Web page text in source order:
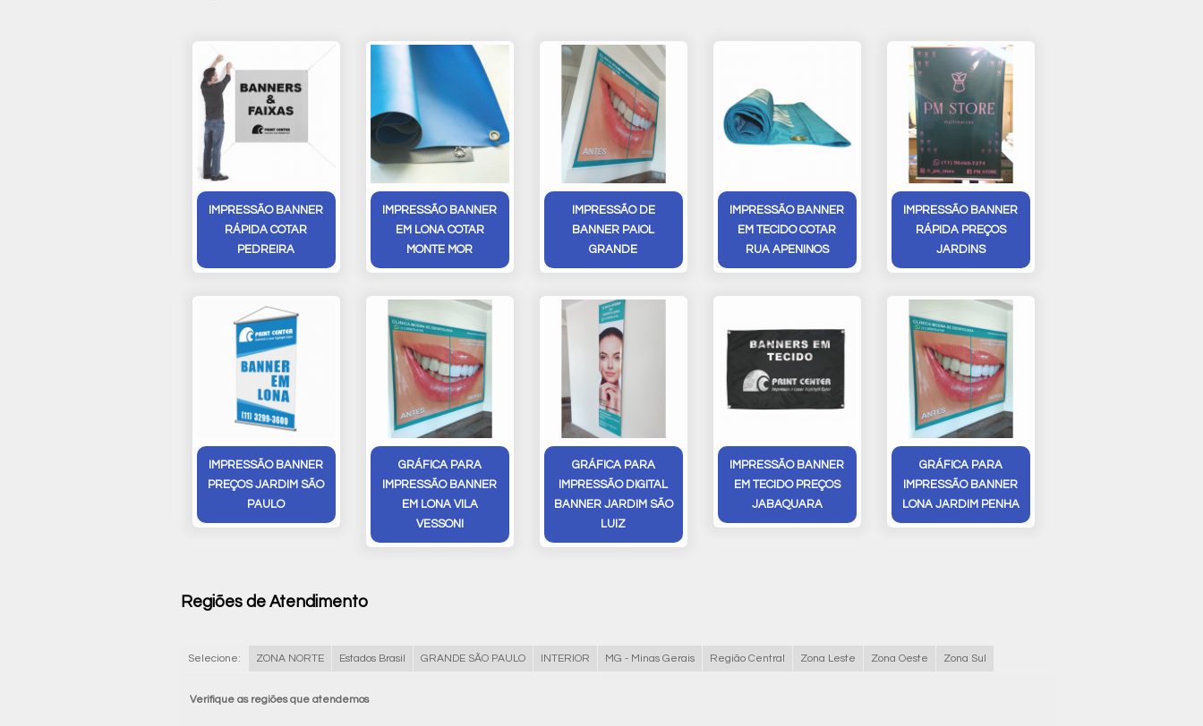
IMPRESSÃO BANNER
RÁPIDA COTAR
PEDREIRA
IMPRESSÃO BANNER
EM LONA COTAR
MONTE MOR
IMPRESSÃO DE
BANNER PAIOL
GRANDE
IMPRESSÃO BANNER
EM TECIDO COTAR
RUA APENINOS
IMPRESSÃO BANNER
RÁPIDA PREÇOS
JARDINS
IMPRESSÃO BANNER
PREÇOS JARDIM SÃO
PAULO
GRÁFICA PARA
IMPRESSÃO BANNER
EM LONA VILA
VESSONI
GRÁFICA PARA
IMPRESSÃO DIGITAL
BANNER JARDIM SÃO
LUIZ
IMPRESSÃO BANNER
EM TECIDO PREÇOS
JABAQUARA
GRÁFICA PARA
IMPRESSÃO BANNER
LONA JARDIM PENHA
Regiões de Atendimento
Selecione: ZONA NORTE Estados Brasil GRANDE SÃO PAULO INTERIOR MG - Minas Gerais Região Central Zona Leste Zona Oeste Zona Sul
Verifique as regiões que atendemos